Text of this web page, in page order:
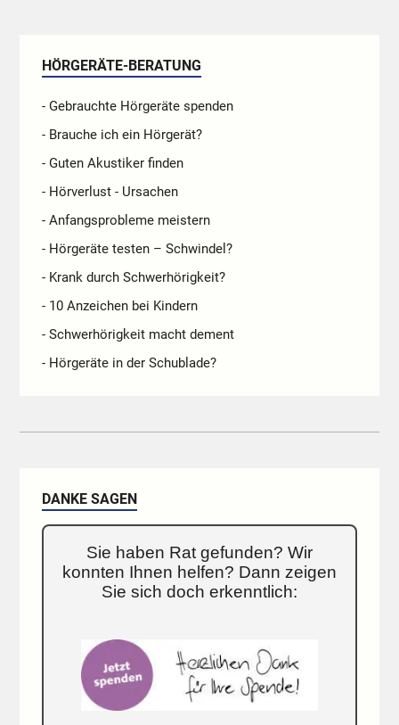
HÖRGERÄTE-BERATUNG
- Gebrauchte Hörgeräte spenden
- Brauche ich ein Hörgerät?
- Guten Akustiker finden
- Hörverlust - Ursachen
- Anfangsprobleme meistern
- Hörgeräte testen – Schwindel?
- Krank durch Schwerhörigkeit?
- 10 Anzeichen bei Kindern
- Schwerhörigkeit macht dement
- Hörgeräte in der Schublade?
DANKE SAGEN
Sie haben Rat gefunden? Wir
konnten Ihnen helfen? Dann zeigen
Sie sich doch erkenntlich: